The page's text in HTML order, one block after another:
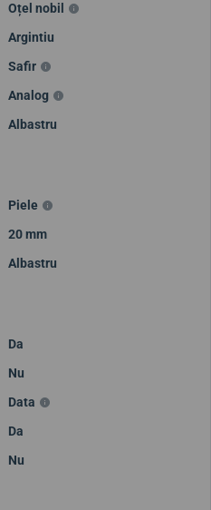
Oțel nobil
Argintiu
Safir
Analog
Albastru
Piele
20 mm
Albastru
Da
Nu
Data
Da
Nu